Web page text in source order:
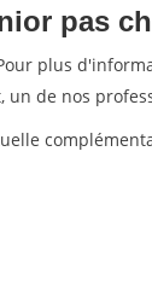
pas
plus
un de nos